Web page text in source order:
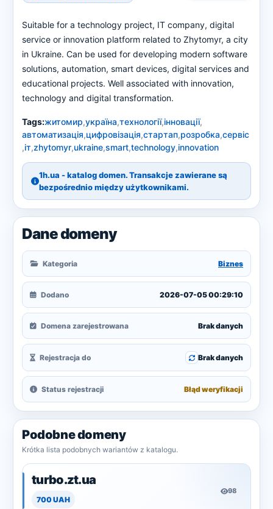
Suitable for a technology project, IT company, digital
service or innovation platform related to Zhytomyr, a city
in Ukraine. Can be used for developing modern software
solutions, automation, smart devices, digital services and
educational projects. Well associated with innovation,
technology and digital transformation.
Tags:житомир,україна,технології,інновації,
автоматизація,цифровізація,стартап,розробка,сервіс
,іт,zhytomyr,ukraine,smart,technology,innovation
1h.ua - katalog domen. Transakcje zawierane są
bezpośrednio między użytkownikami.
Dane domeny
Kategoria Biznes
Dodano 2026-07-05 00:29:10
Domena zarejestrowana Brak danych
Rejestracja do Brak danych
Status rejestracji Błąd weryfikacji
Podobne domeny
Krótka lista podobnych wariantów z katalogu.
turbo.zt.ua
700 UAH
98